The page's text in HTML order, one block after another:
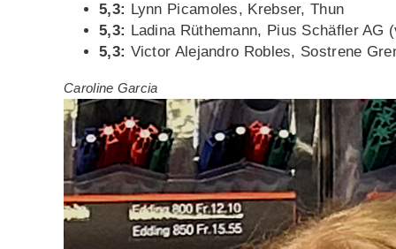
5,3: Lynn Picamoles, Krebser, Thun
5,3: Ladina Rüthemann, Pius Schäfler AG
5,3: Victor Alejandro Robles, Sostrene
Caroline Garcia